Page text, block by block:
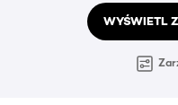
WYŚWIETL